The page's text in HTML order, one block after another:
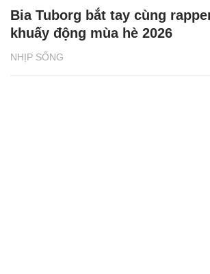
NHỊP SỐNG
Bia Tuborg bắt tay cùng
khuấy động mùa hè 2026